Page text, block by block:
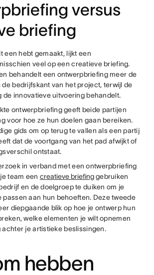
versus
briefing
een hebt gemaakt, lijkt een
veel op een creatieve briefing.
behandelt een ontwerpbriefing meer de
bedrijfskant van het project, terwijl de
de innovatieve uitvoering behandelt.
ontwerpbriefing geeft beide partijen
voor hoe ze hun doelen gaan bereiken.
gids om op terug te vallen als een partij
dat de voortgang van het pad afwijkt of
ontstaat.
in verband met een ontwerpbriefing
team een creatieve briefinggebruiken
en de doelgroep te duiken om je
passen aan hun behoeften. Deze tweede
diepgaande blik op hoe je ontwerp hun
welke elementen je wilt opnemen
je artistieke beslissingen.
hebben